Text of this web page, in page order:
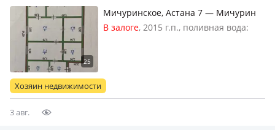
Мичуринское, Астана 7 — Мичурин
Астана7
В залоге, 2015 г.п., поливная вода:
Дом чисто Есть гараж сарай (бания)
Хозяин недвижимости
3 авг.